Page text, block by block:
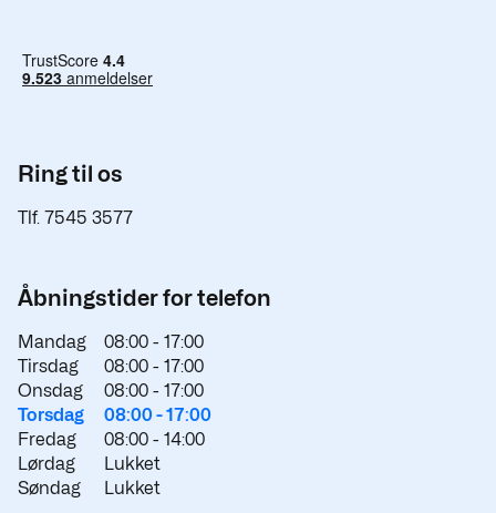
Ring til os
Tlf. 7545 3577
Åbningstider for telefon
Mandag 08:00 - 17:00
Tirsdag
08:00 - 17:00
Onsdag
08:00 - 17:00
Torsdag
08:00 -17:00
Fredag
08:00 - 14:00
Lørdag
Lukket
Søndag
Lukket